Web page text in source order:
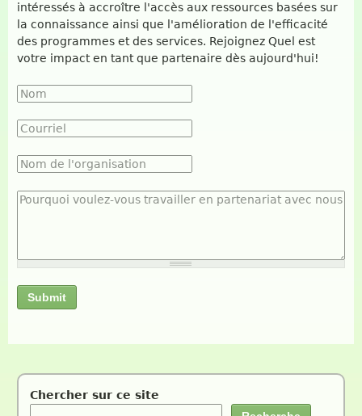
intéressés à accroître l'accès aux ressources basées sur
la connaissance ainsi que l'amélioration de l'efficacité
des programmes et des services. Rejoignez Quel est
votre impact en tant que partenaire dès aujourd'hui!
Nom
Courriel
Nom de l'organisation
Pourquoi voulez-vous travailler en partenariat avec
Chercher sur ce site